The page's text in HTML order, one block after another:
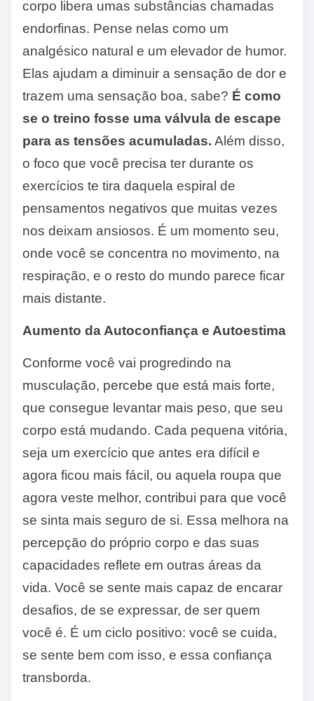
corpo libera umas substâncias chamadas
endorfinas. Pense nelas como um
analgésico natural e um elevador de humor.
Elas ajudam a diminuir a sensação de dor e
trazem uma sensação boa, sabe? É como
se o treino fosse uma válvula de escape
para as tensões acumuladas. Além disso,
o foco que você precisa ter durante os
exercícios te tira daquela espiral de
pensamentos negativos que muitas vezes
nos deixam ansiosos. É um momento seu,
onde você se concentra no movimento, na
respiração, e o resto do mundo parece ficar
mais distante.
Aumento da Autoconfiança e Autoestima
Conforme você vai progredindo na
musculação, percebe que está mais forte,
que consegue levantar mais peso, que seu
corpo está mudando. Cada pequena vitória,
seja um exercício que antes era difícil e
agora ficou mais fácil, ou aquela roupa que
agora veste melhor, contribui para que você
se sinta mais seguro de si. Essa melhora na
percepção do próprio corpo e das suas
capacidades reflete em outras áreas da
vida. Você se sente mais capaz de encarar
desafios, de se expressar, de ser quem
você é. É um ciclo positivo: você se cuida,
se sente bem com isso, e essa confiança
transborda.